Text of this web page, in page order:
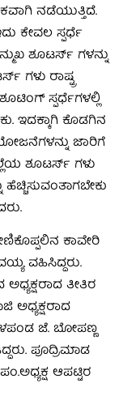
ನಡೆಯುತ್ತಿದೆ.
ಕೇವಲ ಸ್ಪರ್ಧೆ
ಶೂಟರ್ಸ್ ಗಳನ್ನು
ಗಳು ರಾಷ್ಟ್ರ
ಸ್ಪರ್ಧೆಗಳಲ್ಲಿ
ಇದಕ್ಕಾಗಿ ಕೊಡಗಿನ
ಜಾರಿಗೆ
ಶೂಟರ್ಸ್ ಗಳು
ಕಾವೇರಿ
ವಹಿಸಿದ್ದರು.
ತೀತಿರ
ಅಧ್ಯಕ್ಷರಾದ
ಜೆ. ಬೋಪಣ್ಣ
ಪೂದ್ರಿಮಾಡ
ಆಪಟ್ಟಿರ